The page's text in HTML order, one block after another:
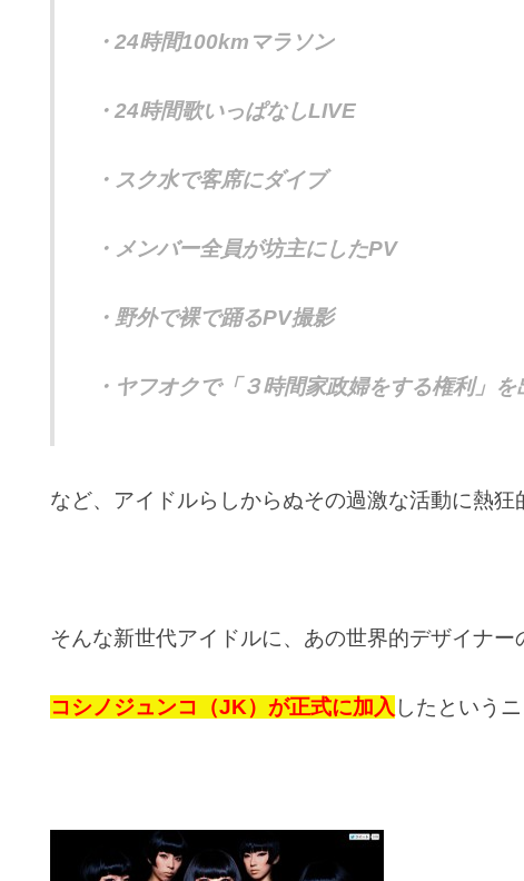
・24時間100kmマラソン
・24時間歌いっぱなしLIVE
・スク水で客席にダイブ
・メンバー全員が坊主にしたPV
・野外で裸で踊るPV撮影
・ヤフオクで「３時間家政婦をする権利」を
など、アイドルらしからぬその過激な活動に熱狂
そんな新世代アイドルに、あの世界的デザイナー
コシノジュンコ（JK）が正式に加入 したという